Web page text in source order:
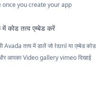
once you create your app
कोड तत्व एम्बेड करें
तत्व में डालें जो html या एम्बेड कोड
आपका Video gallery vimeo दिखाई